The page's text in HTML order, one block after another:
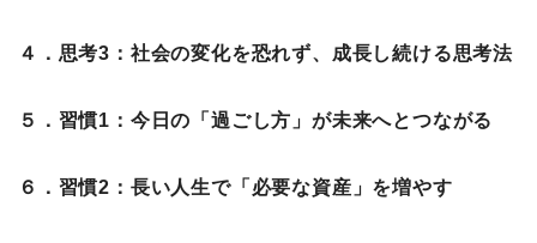
４．思考3：社会の変化を恐れず、成長し続ける思考法
５．習慣1：今日の「過ごし方」が未来へとつながる
６．習慣2：長い人生で「必要な資産」を増やす